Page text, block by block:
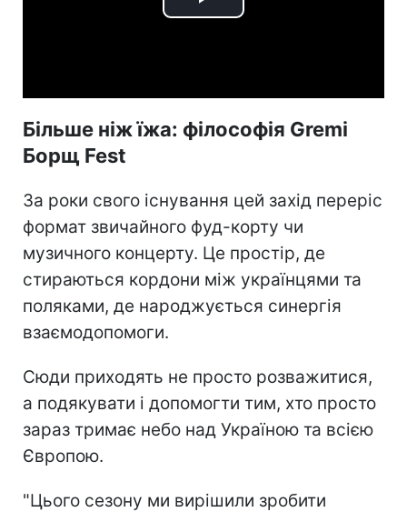
Play
Більше ніж їжа: філософія Gremi
Борщ Fest
За роки свого існування цей захід переріс
формат звичайного фуд-корту чи
музичного концерту. Це простір, де
стираються кордони між українцями та
поляками, де народжується синергія
взаємодопомоги.
Сюди приходять не просто розважитися,
а подякувати і допомогти тим, хто просто
зараз тримає небо над Україною та всією
Європою.
"Цього сезону ми вирішили зробити